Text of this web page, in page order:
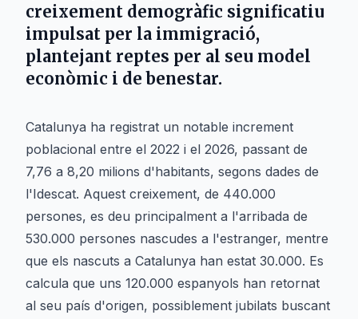
creixement demogràfic significatiu
impulsat per la immigració,
plantejant reptes per al seu model
econòmic i de benestar.
Catalunya ha registrat un notable increment
poblacional entre el 2022 i el 2026, passant de
7,76 a 8,20 milions d'habitants, segons dades de
l'Idescat. Aquest creixement, de 440.000
persones, es deu principalment a l'arribada de
530.000 persones nascudes a l'estranger, mentre
que els nascuts a Catalunya han estat 30.000. Es
calcula que uns 120.000 espanyols han retornat
al seu país d'origen, possiblement jubilats buscant